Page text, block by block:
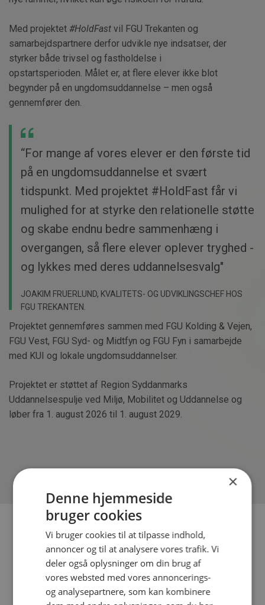
Med projektet #HoldFast vil FGU Trekanten og
samarbejdspartnere derfor udvikle nye indsatser, der
styrker både trivsel og fastholdelse i
opstartsperioden. Målet er, at flere elever ikke blot
begynder på en ungdomsuddannelse – men også
gennemfører den.
“For mange af vores elever er den første tid
på en ungdomsuddannelse et svært
tidspunkt. Med projektet #HoldFast får vi
mulighed for at styrke den relationelle støtte
og skabe endnu bedre sammenhæng i
overgangen, så flere elever oplever tryghed -
og lykkes med deres uddannelsesvalg"
JOAKIM FRUERLUND, KVALITETS- OG UDVIKLINGSCHEF HOS
FGU TREKANTEN.
Projektet gennemføres sammen med FGU Kolding & Vejen,
FGU Vest, FGU Syd- og Midtfyn og FGU Fyn i samarbejde
med KUI og lokale ungdomsuddannelser.
Projektet er støttet af Region Syddanmarks
Uddannelsespulje ved Miljø, Mobilitet og Uddannelse og
løber fra 1. august 2026 til 1. august 2029.
ARTIKLEN ER SLUT
Læs flere spændende artikler i vores nyhedsarkiv
Gå tilbage til arkivet
×
Denne hjemmeside
bruger cookies
Vi bruger cookies til at tilpasse indhold,
annoncer og til at analysere vores trafik. Vi
deler også oplysninger om din brug af
vores websted med vores annoncerings-
og analysepartnere, som kan kombinere